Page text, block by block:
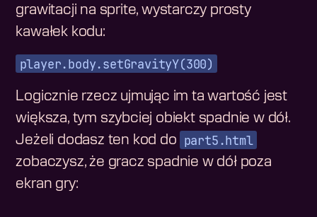
grawitacji na sprite, wystarczy prosty
kawałek kodu:
player.body.setGravityY(300)
Logicznie rzecz ujmując im ta wartość jest
większa, tym szybciej obiekt spadnie w dół.
Jeżeli dodasz ten kod do part5.html
zobaczysz, że gracz spadnie w dół poza
ekran gry: